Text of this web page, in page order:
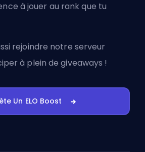
à jouer au rank que tu
rejoindre notre serveur
à plein de giveaways !
Un ELO Boost